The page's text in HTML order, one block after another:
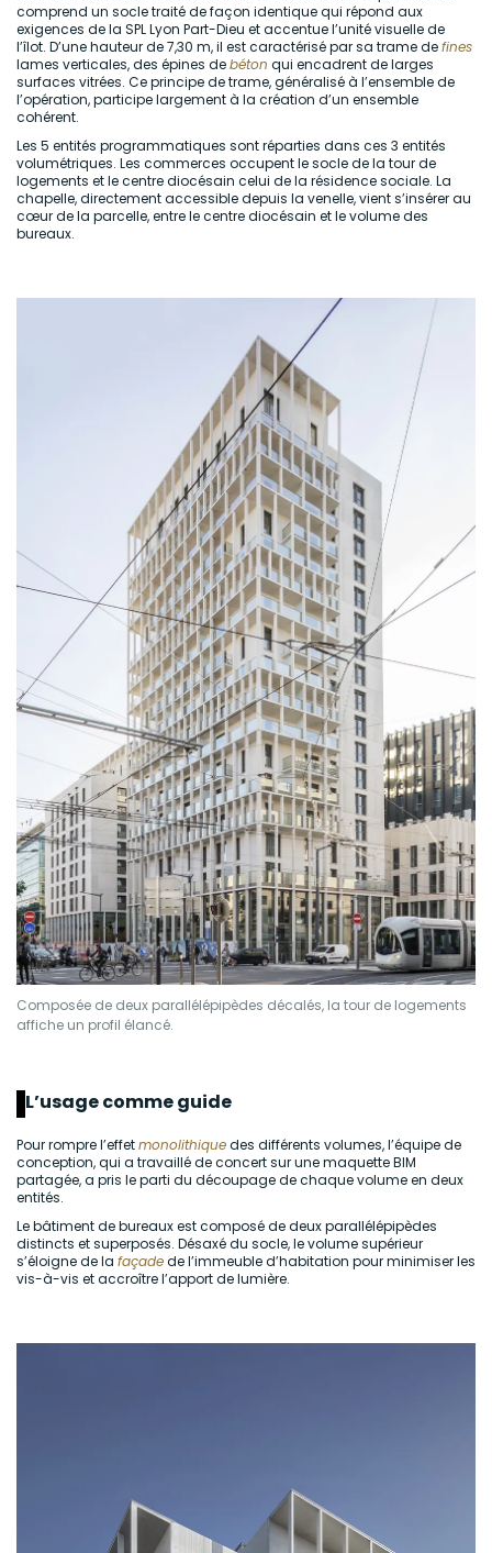
comprend un socle traité de façon identique qui répond aux
exigences de la SPL Lyon Part-Dieu et accentue l’unité visuelle de
l’îlot. D’une hauteur de 7,30 m, il est caractérisé par sa trame defines
lames verticales, des épines debéton qui encadrent de larges
surfaces vitrées. Ce principe de trame, généralisé à l’ensemble de
l’opération, participe largement à la création d’un ensemble
cohérent.
Les 5 entités programmatiques sont réparties dans ces 3 entités
volumétriques. Les commerces occupent le socle de la tour de
logements et le centre diocésain celui de la résidence sociale. La
chapelle, directement accessible depuis la venelle, vient s’insérer au
cœur de la parcelle, entre le centre diocésain et le volume des
bureaux.
Composée de deux parallélépipèdes décalés, la tour de logements
affiche un profil élancé.
L’usage comme guide
Pour rompre l’effetmonolithiquedes différents volumes, l’équipe de
conception, qui a travaillé de concert sur une maquette BIM
partagée, a pris le parti du découpage de chaque volume en deux
entités.
Le bâtiment de bureaux est composé de deux parallélépipèdes
distincts et superposés. Désaxé du socle, le volume supérieur
s’éloigne de la façadede l’immeuble d’habitation pour minimiser les
vis-à-vis et accroître l’apport de lumière.